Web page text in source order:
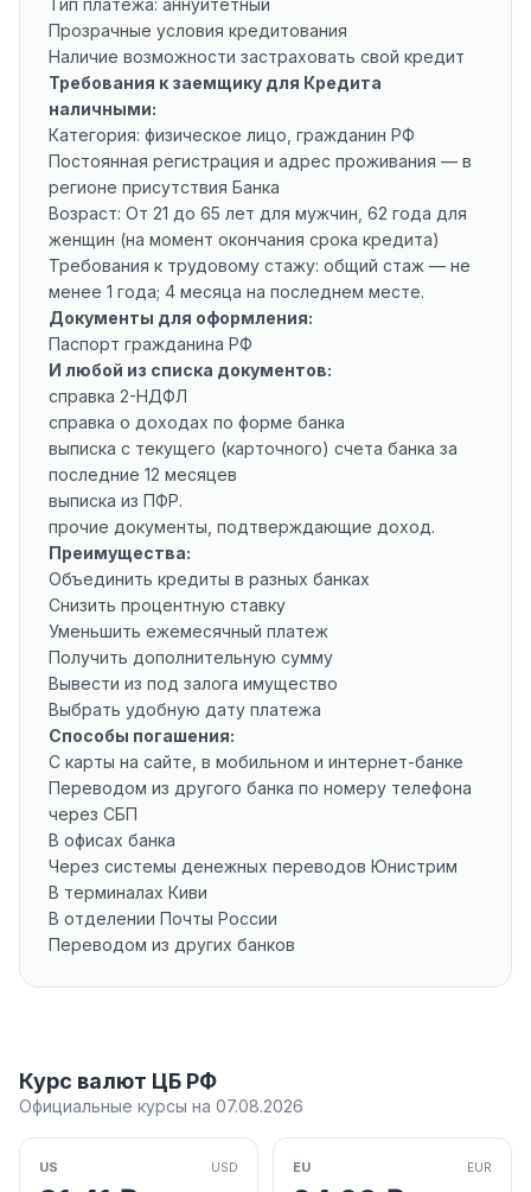
Тип платежа: аннуитетный
Прозрачные условия кредитования
Наличие возможности застраховать свой кредит
Требования к заемщику для Кредита
наличными:
Категория: физическое лицо, гражданин РФ
Постоянная регистрация и адрес проживания — в
регионе присутствия Банка
Возраст: От 21 до 65 лет для мужчин, 62 года для
женщин (на момент окончания срока кредита)
Требования к трудовому стажу: общий стаж — не
менее 1 года; 4 месяца на последнем месте.
Документы для оформления:
Паспорт гражданина РФ
И любой из списка документов:
справка 2-НДФЛ
справка о доходах по форме банка
выписка с текущего (карточного) счета банка за
последние 12 месяцев
выписка из ПФР.
прочие документы, подтверждающие доход.
Преимущества:
Объединить кредиты в разных банках
Снизить процентную ставку
Уменьшить ежемесячный платеж
Получить дополнительную сумму
Вывести из под залога имущество
Выбрать удобную дату платежа
Способы погашения:
С карты на сайте, в мобильном и интернет-банке
Переводом из другого банка по номеру телефона
через СБП
В офисах банка
Через системы денежных переводов Юнистрим
В терминалах Киви
В отделении Почты России
Переводом из других банков
Курс валют ЦБ РФ
Официальные курсы на 07.08.2026
US USD EU EUR